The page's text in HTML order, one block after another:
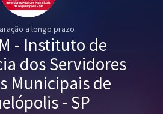
a longo prazo
- Instituto de
dos Servidores
Municipais de
- SP